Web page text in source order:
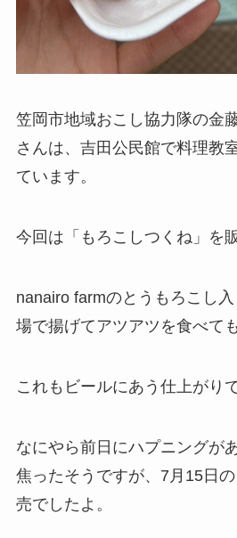
笠岡市地域おこし協力隊の金
さんは、吉田公民館で料理教
ています。
今回は「もろこしつくね」を販
nanairo farmのとうもろこし
場で揚げてアツアツを食べて
これもビールにあう仕上がり
なにやら前日にハプニングが
焦ったそうですが、7月15日
売でしたよ。